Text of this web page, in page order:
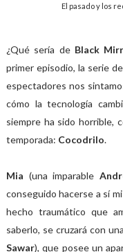
El pasado y los
¿Qué sería de Black
primer episodio, la serie de
espectadores nos
cómo la tecnología
siempre ha sido horrible,
temporada: Cocodrilo.
Mia (una imparable
conseguido hacerse a sí
hecho traumático que
saberlo, se cruzará con
Sawar), que posee un